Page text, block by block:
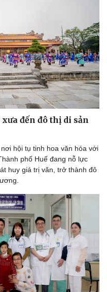
Đời sống
Nhà đẹp
Blog
Tình yêu - Gia đình
đến đô thị di sản
hội tụ tinh hoa văn hóa với
phố Huế đang nỗ lực
huy giá trị văn, trở thành đô